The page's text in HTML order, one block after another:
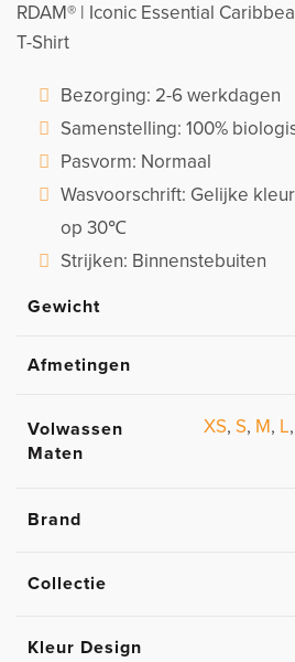
RDAM® | Iconic Essential
T-Shirt
Bezorging: 2-6 werkdagen
Samenstelling: 100%
Pasvorm: Normaal
Wasvoorschrift: Gelijke
op 30℃
Strijken: Binnenstebuiten
Gewicht
Afmetingen
Volwassen
Maten
XS, S, M, L,
Brand
Collectie
Kleur Design